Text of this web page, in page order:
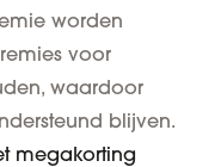
worden
voor
waardoor
blijven.
megakorting